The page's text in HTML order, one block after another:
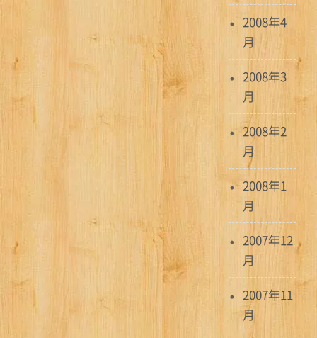
2008年4
月
2008年3
月
2008年2
月
2008年1
月
2007年12
月
2007年11
月